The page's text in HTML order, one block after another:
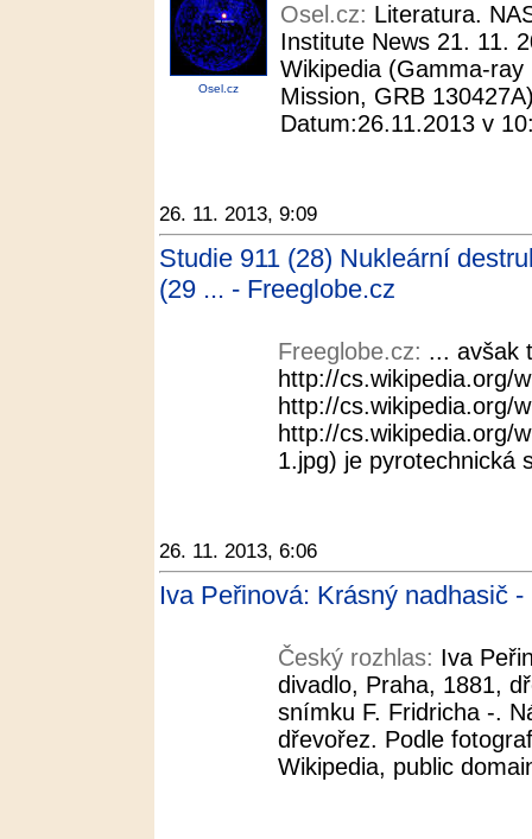
Osel.cz
Osel.cz: Literatura.
Institute News 21. 11.
Wikipedia (Gamma-
Mission, GRB
Datum:26.11.2013 v
26. 11. 2013, 9:09
Studie 911 (28) Nukleární
(29 ... - Freeglobe.cz
Freeglobe.cz: ... avšak
http://cs.wikipedia.org/
http://cs.wikipedia.org/
http://cs.wikipedia.org/
1.jpg) je pyrotechnická
26. 11. 2013, 6:06
Iva Peřinová: Krásný nadhasič
Český rozhlas: Iva
divadlo, Praha, 1881,
snímku F. Fridricha -.
dřevořez. Podle
Wikipedia, public